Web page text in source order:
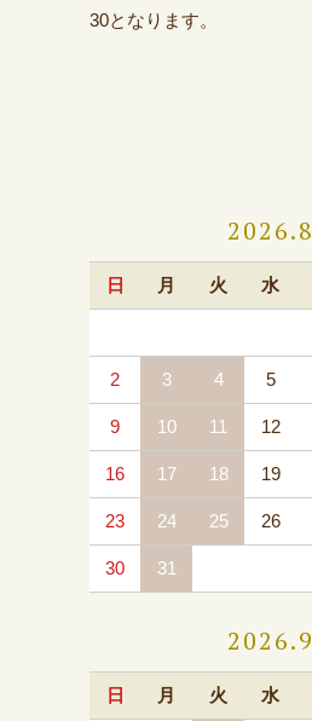
30となります。
2026.8
日 月 火 水
2 3 4 5
9 10 11 12
16 17 18 19
23 24 25 26
30 31
2026.9
日 月 火 水